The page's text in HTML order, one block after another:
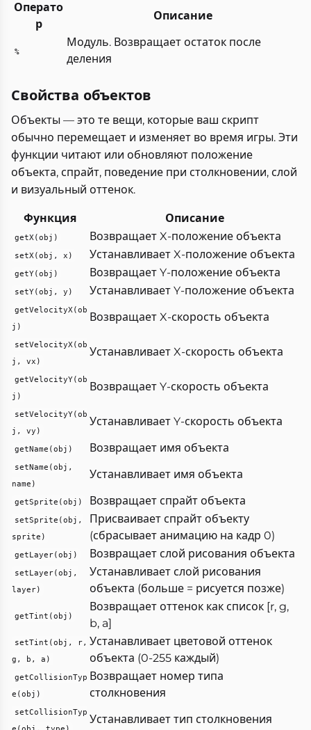
Операто
р
Описание
%
Модуль. Возвращает остаток после
деления
Свойства объектов
Объекты — это те вещи, которые ваш скрипт
обычно перемещает и изменяет во время игры. Эти
функции читают или обновляют положение
объекта, спрайт, поведение при столкновении, слой
и визуальный оттенок.
Функция Описание
getX(obj) Возвращает X-положение объекта
setX(obj, x) Устанавливает X-положение объекта
getY(obj) Возвращает Y-положение объекта
setY(obj, y) Устанавливает Y-положение объекта
getVelocityX(ob
j)
Возвращает X-скорость объекта
setVelocityX(ob
j, vx)
Устанавливает X-скорость объекта
getVelocityY(ob
j)
Возвращает Y-скорость объекта
setVelocityY(ob
j, vy)
Устанавливает Y-скорость объекта
getName(obj) Возвращает имя объекта
setName(obj,
name)
Устанавливает имя объекта
getSprite(obj) Возвращает спрайт объекта
setSprite(obj,
sprite)
Присваивает спрайт объекту
(сбрасывает анимацию на кадр 0)
getLayer(obj) Возвращает слой рисования объекта
setLayer(obj,
layer)
Устанавливает слой рисования
объекта (больше = рисуется позже)
getTint(obj)
Возвращает оттенок как список [r, g,
b, a]
setTint(obj, r,
g, b, a)
Устанавливает цветовой оттенок
объекта (0-255 каждый)
getCollisionTyp
e(obj)
Возвращает номер типа
столкновения
setCollisionTyp
Устанавливает тип столкновения